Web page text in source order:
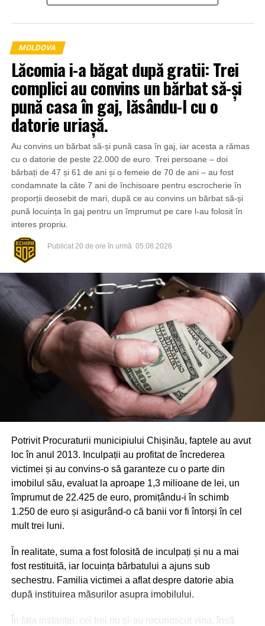
MOLDOVA
Lăcomia i-a băgat după gratii: Trei
complici au convins un bărbat să-și
pună casa în gaj, lăsându-l cu o
datorie uriașă.
Au convins un bărbat să-și pună casa în gaj, iar acesta a rămas
cu o datorie de peste 22.000 de euro. Trei persoane – doi
bărbați de 47 și 61 de ani și o femeie de 70 de ani – au fost
condamnate la câte 7 ani de închisoare pentru escrocherie în
proporții deosebit de mari, după ce au convins un bărbat să-și
pună locuința în gaj pentru un împrumut pe care l-au folosit în
interes propriu.
Publicat 20 de ore în urmă 05.08.2026
Potrivit Procuraturii municipiului Chișinău, faptele au avut
loc în anul 2013. Inculpații au profitat de încrederea
victimei și au convins-o să garanteze cu o parte din
imobilul său, evaluat la aproape 1,3 milioane de lei, un
împrumut de 22.425 de euro, promițându-i în schimb
1.250 de euro și asigurând-o că banii vor fi întorși în cel
mult trei luni.
În realitate, suma a fost folosită de inculpați și nu a mai
fost restituită, iar locuința bărbatului a ajuns sub
sechestru. Familia victimei a aflat despre datorie abia
după instituirea măsurilor asupra imobilului.
În fața instanței, cei trei nu și-au recunoscut vina, însă